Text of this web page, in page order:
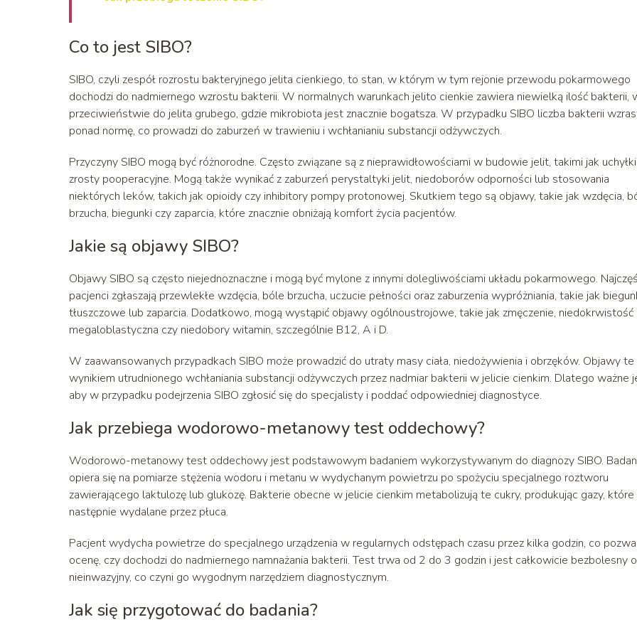
Co to jest SIBO?
SIBO, czyli zespół rozrostu bakteryjnego jelita cienkiego, to stan, w którym w tym rejonie przewodu pokarmowego
dochodzi do nadmiernego wzrostu bakterii. W normalnych warunkach jelito cienkie zawiera niewielką ilość bakterii,
przeciwieństwie do jelita grubego, gdzie mikrobiota jest znacznie bogatsza. W przypadku SIBO liczba bakterii
ponad normę, co prowadzi do zaburzeń w trawieniu i wchłanianiu substancji odżywczych.
Przyczyny SIBO mogą być różnorodne. Często związane są z nieprawidłowościami w budowie jelit, takimi jak
zrosty pooperacyjne. Mogą także wynikać z zaburzeń perystaltyki jelit, niedoborów odporności lub stosowania
niektórych leków, takich jak opioidy czy inhibitory pompy protonowej. Skutkiem tego są objawy, takie jak wzdęcia,
brzucha, biegunki czy zaparcia, które znacznie obniżają komfort życia pacjentów.
Jakie są objawy SIBO?
Objawy SIBO są często niejednoznaczne i mogą być mylone z innymi dolegliwościami układu pokarmowego.
pacjenci zgłaszają przewlekłe wzdęcia, bóle brzucha, uczucie pełności oraz zaburzenia wypróżniania, takie jak
tłuszczowe lub zaparcia. Dodatkowo, mogą wystąpić objawy ogólnoustrojowe, takie jak zmęczenie, niedokrwistość
megaloblastyczna czy niedobory witamin, szczególnie B12, A i D.
W zaawansowanych przypadkach SIBO może prowadzić do utraty masy ciała, niedożywienia i obrzęków. Objawy te
wynikiem utrudnionego wchłaniania substancji odżywczych przez nadmiar bakterii w jelicie cienkim. Dlatego ważne
aby w przypadku podejrzenia SIBO zgłosić się do specjalisty i poddać odpowiedniej diagnostyce.
Jak przebiega wodorowo-metanowy test oddechowy?
Wodorowo-metanowy test oddechowy jest podstawowym badaniem wykorzystywanym do diagnozy SIBO.
opiera się na pomiarze stężenia wodoru i metanu w wydychanym powietrzu po spożyciu specjalnego roztworu
zawierającego laktulozę lub glukozę. Bakterie obecne w jelicie cienkim metabolizują te cukry, produkując gazy, które
następnie wydalane przez płuca.
Pacjent wydycha powietrze do specjalnego urządzenia w regularnych odstępach czasu przez kilka godzin, co
ocenę, czy dochodzi do nadmiernego namnażania bakterii. Test trwa od 2 do 3 godzin i jest całkowicie bezbolesny
nieinwazyjny, co czyni go wygodnym narzędziem diagnostycznym.
Jak się przygotować do badania?